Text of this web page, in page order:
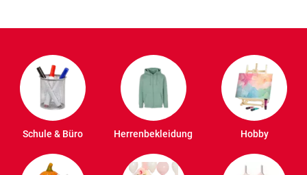
Schule & Büro Herrenbekleidung Hobby